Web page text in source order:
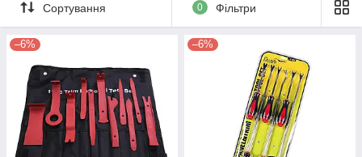
Сортування 0 Фільтри
–6% –6%